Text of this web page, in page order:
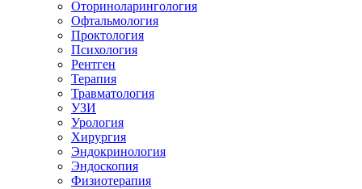
Оториноларингология
Офтальмология
Проктология
Психология
Рентген
Терапия
Травматология
УЗИ
Урология
Хирургия
Эндокринология
Эндоскопия
Физиотерапия